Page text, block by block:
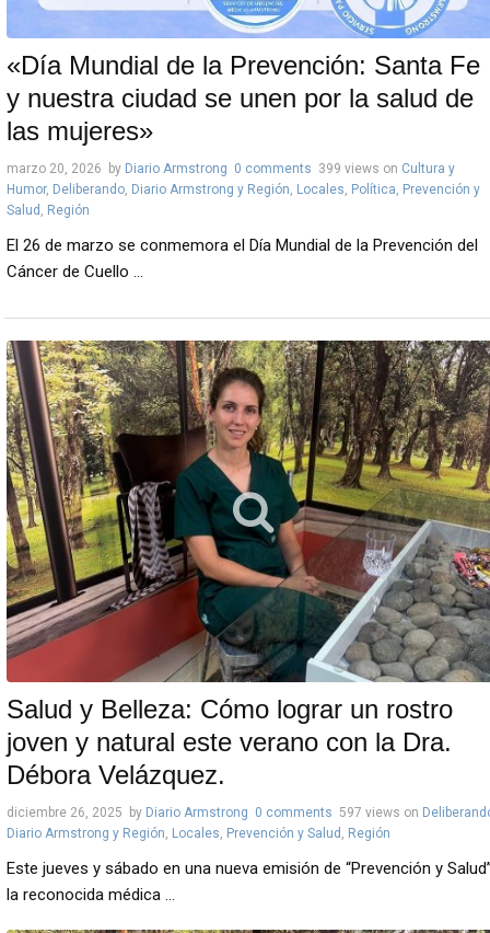
«Día Mundial de la Prevención: Santa Fe
y nuestra ciudad se unen por la salud de
las mujeres»
marzo 20, 2026 by Diario Armstrong 0 comments 399 views on Cultura y
Humor, Deliberando, Diario Armstrong y Región, Locales, Política, Prevención y
Salud , Región
El 26 de marzo se conmemora el Día Mundial de la Prevención del
Cáncer de Cuello ...
Salud y Belleza: Cómo lograr un rostro
joven y natural este verano con la Dra.
Débora Velázquez.
diciembre 26, 2025 by Diario Armstrong 0 comments 597 views on
Diario Armstrong y Región, Locales, Prevención y Salud , Región
Este jueves y sábado en una nueva emisión de “Prevención y
la reconocida médica ...